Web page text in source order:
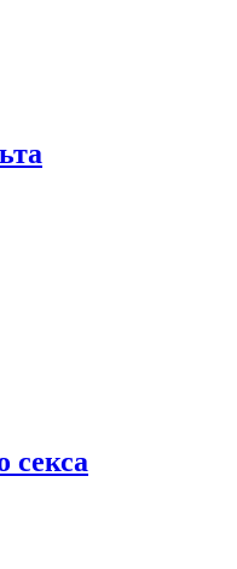
секса